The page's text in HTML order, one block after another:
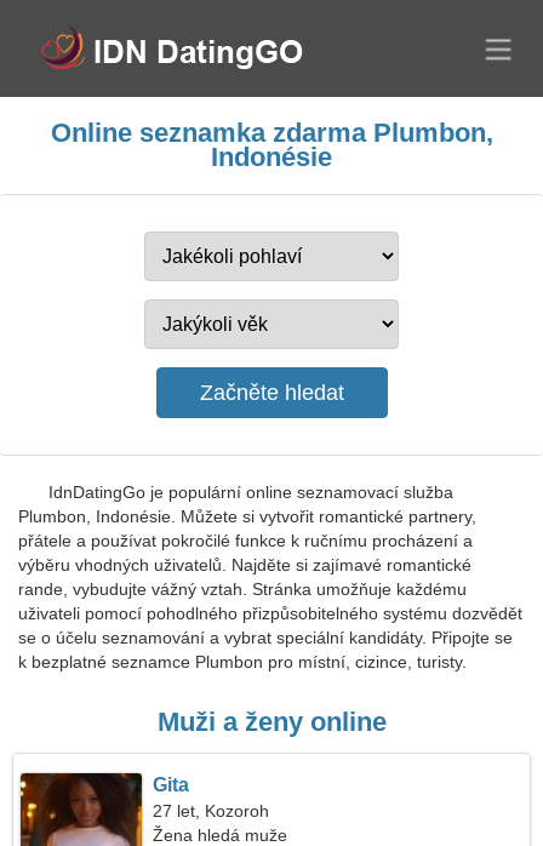
Online seznamka zdarma Plumbon,
Indonésie
IdnDatingGo je populární online seznamovací služba
Plumbon, Indonésie. Můžete si vytvořit romantické partnery,
přátele a používat pokročilé funkce k ručnímu procházení a
výběru vhodných uživatelů. Najděte si zajímavé romantické
rande, vybudujte vážný vztah. Stránka umožňuje každému
uživateli pomocí pohodlného přizpůsobitelného systému dozvědět
se o účelu seznamování a vybrat speciální kandidáty. Připojte se
k bezplatné seznamce Plumbon pro místní, cizince, turisty.
Muži a ženy online
Gita
27 let, Kozoroh
Žena hledá muže